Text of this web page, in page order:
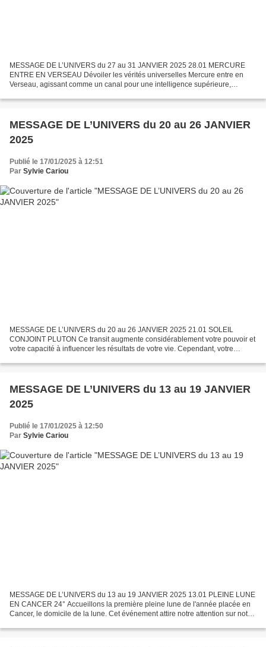
MESSAGE DE L’UNIVERS du 27 au 31 JANVIER 2025 28.01 MERCURE
ENTRE EN VERSEAU Dévoiler les vérités universelles Mercure entre en
Verseau, agissant comme un canal pour une intelligence supérieure,
MESSAGE DE L’UNIVERS du 20 au 26 JANVIER
2025
Publié le 17/01/2025 à 12:51
Par Sylvie Cariou
MESSAGE DE L’UNIVERS du 20 au 26 JANVIER 2025 21.01 SOLEIL
CONJOINT PLUTON Ce transit augmente considérablement votre pouvoir et
votre capacité à influencer les résultats de votre vie. Cependant, votre
MESSAGE DE L’UNIVERS du 13 au 19 JANVIER
2025
Publié le 17/01/2025 à 12:50
Par Sylvie Cariou
MESSAGE DE L’UNIVERS du 13 au 19 JANVIER 2025 13.01 PLEINE LUNE
EN CANCER 24° Accueillons la première pleine lune de l'année placée en
Cancer, le domicile de la lune. Cet événement attire notre attention sur notre